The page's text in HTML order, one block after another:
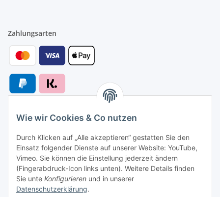
Zahlungsarten
Versandarten
Versand nach
Wie wir Cookies & Co nutzen
Durch Klicken auf „Alle akzeptieren“ gestatten Sie den
Einsatz folgender Dienste auf unserer Website: YouTube,
Vimeo. Sie können die Einstellung jederzeit ändern
(Fingerabdruck-Icon links unten). Weitere Details finden
Sie unte Konfigurieren und in unserer
Datenschutzerklärung.